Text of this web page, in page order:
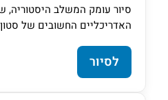
סיור עומק המשלב היסטוריה,
האדריכליים החשובים של
לסיור